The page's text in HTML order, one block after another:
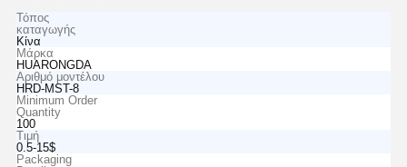
Τόπος
καταγωγής
Κίνα
Μάρκα
HUARONGDA
Αριθμό μοντέλου
HRD-MST-8
Minimum Order
Quantity
100
Τιμή
0.5-15$
Packaging